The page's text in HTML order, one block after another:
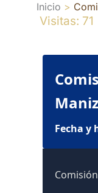
Inicio
Visitas: 71
Fecha y